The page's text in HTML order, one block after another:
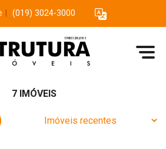
(019) 3024-3000
7 IMÓVEIS